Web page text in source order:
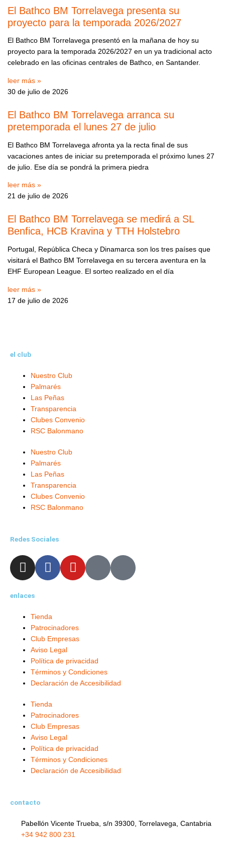
El Bathco BM Torrelavega presenta su
proyecto para la temporada 2026/2027
El Bathco BM Torrelavega presentó en la mañana de hoy su
proyecto para la temporada 2026/2027 en un ya tradicional acto
celebrado en las oficinas centrales de Bathco, en Santander.
leer más »
30 de julio de 2026
El Bathco BM Torrelavega arranca su
pretemporada el lunes 27 de julio
El Bathco BM Torrelavega afronta ya la recta final de sus
vacaciones antes de iniciar su pretemporada el próximo lunes 27
de julio. Ese día se pondrá la primera piedra
leer más »
21 de julio de 2026
El Bathco BM Torrelavega se medirá a SL
Benfica, HCB Kravina y TTH Holstebro
Portugal, República Checa y Dinamarca son los tres países que
visitará el Bathco BM Torrelavega en su tercera aventura en la
EHF European League. El sorteo realizado en el día
leer más »
17 de julio de 2026
el club
Nuestro Club
Palmarés
Las Peñas
Transparencia
Clubes Convenio
RSC Balonmano
Nuestro Club
Palmarés
Las Peñas
Transparencia
Clubes Convenio
RSC Balonmano
Redes Sociales
I
n
t
g
r
a
m
F
a
b
o
o
k
-
f
Y
o
b
e
X
r
L
enlaces
Tienda
Patrocinadores
Club Empresas
Aviso Legal
Política de privacidad
Términos y Condiciones
Declaración de Accesibilidad
Tienda
Patrocinadores
Club Empresas
Aviso Legal
Política de privacidad
Términos y Condiciones
Declaración de Accesibilidad
contacto
Pabellón Vicente Trueba, s/n 39300, Torrelavega, Cantabria
+34 942 800 231